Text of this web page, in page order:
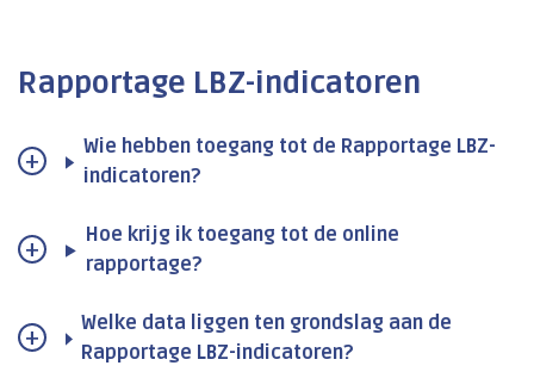
Rapportage LBZ-indicatoren
Wie hebben toegang tot de Rapportage LBZ-
indicatoren?
Hoe krijg ik toegang tot de online
rapportage?
Welke data liggen ten grondslag aan de
Rapportage LBZ-indicatoren?